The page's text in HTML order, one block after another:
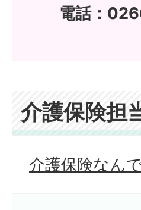
電話：
介護保険担
介護保険なん